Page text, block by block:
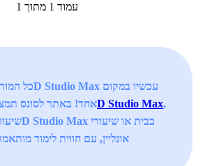
עמוד 1 מתוך 1
אחד! באתר לסונסמורה פרטי ל3D Studio Max,
אונליין, עם חווית לימוד